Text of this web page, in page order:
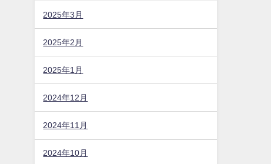
2025年3月
2025年2月
2025年1月
2024年12月
2024年11月
2024年10月